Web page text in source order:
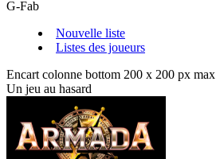
G-Fab
Nouvelle liste
Listes des joueurs
Encart colonne bottom 200 x 200 px max
Un jeu au hasard